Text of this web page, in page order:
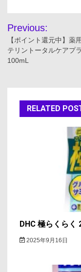
投
稿
ナ
ゲ
ー
Previous:
【ポイント還元中】薬
テリントータルケアプ
100mL
RELATED
DHC 極らくらく
2025年9月16日